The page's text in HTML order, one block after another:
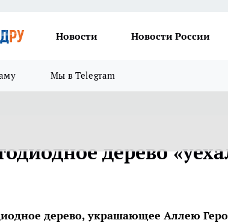
Новости Новости России
Мы в Telegram
дерево
дерево, украшающее Аллею